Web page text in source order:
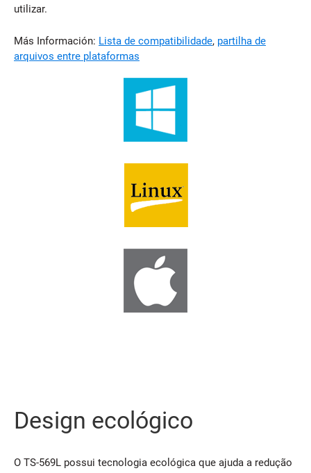
utilizar.
Más Información: Lista de compatibilidade, partilha de
arquivos entre plataformas
Design ecológico
O TS-569L possui tecnologia ecológica que ajuda a redução